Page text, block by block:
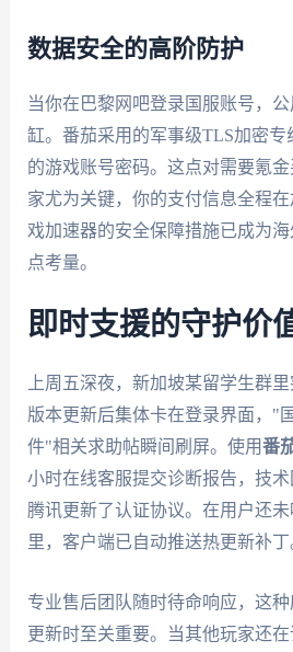
数据安全的高阶防护
当你在巴黎网吧登录国服账号，
缸。番茄采用的军事级TLS加密
的游戏账号密码。这点对需要氪
家尤为关键，你的支付信息全程
戏加速器的安全保障措施已成为
点考量。
即时支援的守护价
上周五深夜，新加坡某留学生群
版本更新后集体卡在登录界面，"
件"相关求助帖瞬间刷屏。使用番
小时在线客服提交诊断报告，技
腾讯更新了认证协议。在用户还
里，客户端已自动推送热更新补丁
专业售后团队随时待命响应，这
更新时至关重要。当其他玩家还